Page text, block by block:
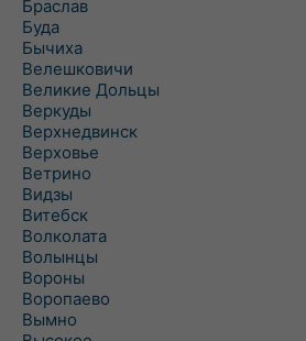
Браслав
Буда
Бычиха
Велешковичи
Великие Дольцы
Веркуды
Верхнедвинск
Верховье
Ветрино
Видзы
Витебск
Волколата
Волынцы
Вороны
Воропаево
Вымно